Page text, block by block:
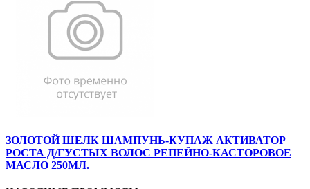
ЗОЛОТОЙ ШЕЛК ШАМПУНЬ-КУПАЖ АКТИВАТОР
РОСТА Д/ГУСТЫХ ВОЛОС РЕПЕЙНО-КАСТОРОВОЕ
МАСЛО 250МЛ.